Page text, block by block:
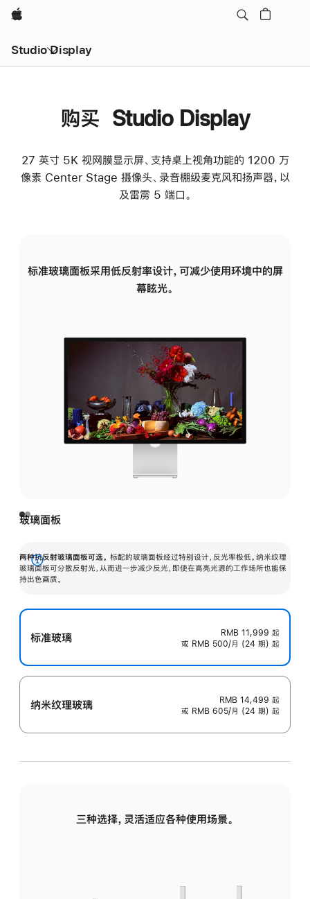
Apple
Studio Display
购买 Studio Display
27 英寸 5K 视网膜显示屏、支持桌上视角功能的 1200 万
像素 Center Stage 摄像头、录音棚级麦克风和扬声器，以
及雷雳 5 端口。
标准玻璃面板采用低反射率设计，可减少使用环境中的屏
幕眩光。
玻璃面板
两种抗反射玻璃面板可选。 标配的玻璃面板经过特别设计，反光率极低。纳米纹理
玻璃面板可分散反射光，从而进一步减少反光，即使在高亮光源的工作场所也能保
持出色画质。
展
开
标准玻璃 RMB 11,999 起
或 RMB 500/月 (24 期) 起
纳米纹理玻璃 RMB 14,499 起
或 RMB 605/月 (24 期) 起
三种选择，灵活适应各种使用场景。